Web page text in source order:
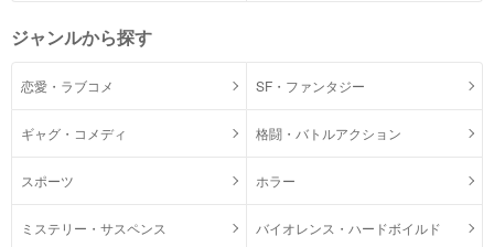
ジャンルから探す
恋愛・ラブコメ SF・ファンタジー
ギャグ・コメディ 格闘・バトルアクション
スポーツ ホラー
ミステリー・サスペンス バイオレンス・ハードボイルド